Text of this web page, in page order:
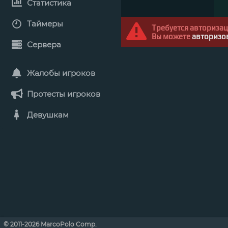
Статистика
Таймеры
Сервера
Жалобы игроков
Протесты игроков
Девушкам
Требуется
Вы можете
© 2011-2026 MarcoPolo Comp.